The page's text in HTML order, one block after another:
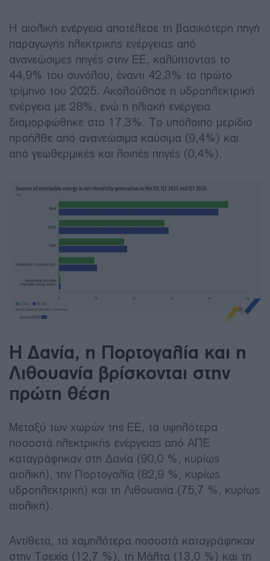
Η αιολική ενέργεια αποτέλεσε τη βασικότερη πηγή
παραγωγής ηλεκτρικής ενέργειας από
ανανεώσιμες πηγές στην ΕΕ, καλύπτοντας το
44,9% του συνόλου, έναντι 42,3% το πρώτο
τρίμηνο του 2025. Ακολούθησε η υδροηλεκτρική
ενέργεια με 28%, ενώ η ηλιακή ενέργεια
διαμορφώθηκε στο 17,3%. Το υπόλοιπο μερίδιο
προήλθε από ανανεώσιμα καύσιμα (9,4%) και
από γεωθερμικές και λοιπές πηγές (0,4%).
Η Δανία, η Πορτογαλία και η
Λιθουανία βρίσκονται στην
πρώτη θέση
Μεταξύ των χωρών της ΕΕ, τα υψηλότερα
ποσοστά ηλεκτρικής ενέργειας από ΑΠΕ
καταγράφηκαν στη Δανία (90,0 %, κυρίως
αιολική), την Πορτογαλία (82,9 %, κυρίως
υδροηλεκτρική) και τη Λιθουανία (75,7 %, κυρίως
αιολική).
Αντίθετα, τα χαμηλότερα ποσοστά καταγράφηκαν
στην Τσεχία (12,7 %), τη Μάλτα (13,0 %) και τη